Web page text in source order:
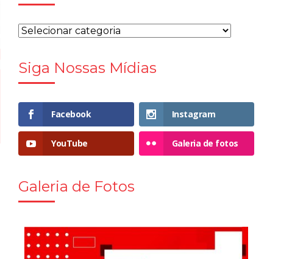
Siga Nossas Mídias
Facebook Instagram
YouTube Galeria de fotos
Galeria de Fotos